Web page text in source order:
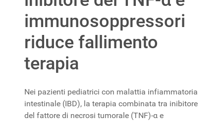
immunosoppressori
riduce fallimento
terapia
Nei pazienti pediatrici con malattia infiammatoria
intestinale (IBD), la terapia combinata tra inibitore
del fattore di necrosi tumorale (TNF)-α e